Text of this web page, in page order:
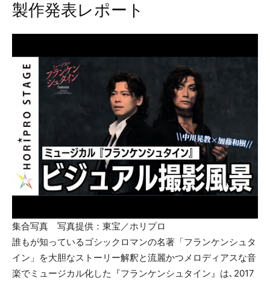
製作発表レポート
集合写真 写真提供：東宝／ホリプロ
誰もが知っているゴシックロマンの名著「フランケンシュタ
イン」を大胆なストーリー解釈と流麗かつメロディアスな音
楽でミュージカル化した『フランケンシュタイン』は､2017